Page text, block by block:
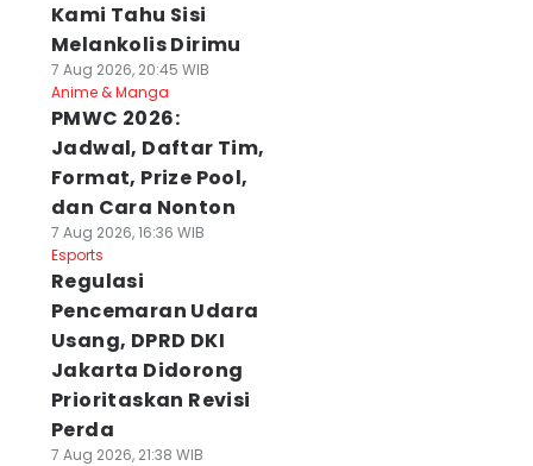
Kami Tahu Sisi
Melankolis Dirimu
7 Aug 2026, 20:45 WIB
Anime & Manga
PMWC 2026:
Jadwal, Daftar Tim,
Format, Prize Pool,
dan Cara Nonton
7 Aug 2026, 16:36 WIB
Esports
Regulasi
Pencemaran Udara
Usang, DPRD DKI
Jakarta Didorong
Prioritaskan Revisi
Perda
7 Aug 2026, 21:38 WIB